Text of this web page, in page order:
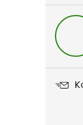
Název produktu